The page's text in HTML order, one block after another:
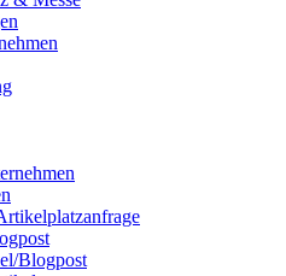
Blogpost